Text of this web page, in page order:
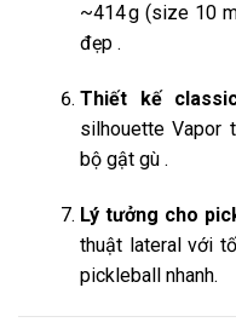
~414 g (size 10
đẹp.
Thiết kế
silhouette Vapor
bộ gật gù.
Lý tưởng cho
thuật lateral với
pickleball nhanh.